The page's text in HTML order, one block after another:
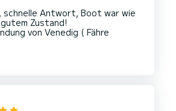
schnelle Antwort, Boot war wie
Zustand!
von Venedig ( Fähre